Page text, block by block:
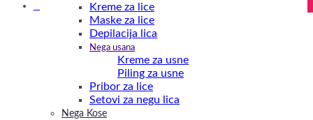
Kreme za lice
Maske za lice
Depilacija lica
Nega usana
Kreme za usne
Piling za usne
Pribor za lice
Setovi za negu lica
Nega Kose